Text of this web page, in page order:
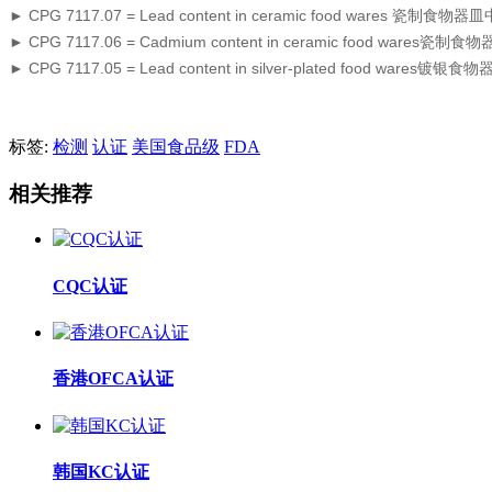
► CPG 7117.07 = Lead content in ceramic food wares 瓷制食物器皿
► CPG 7117.06 = Cadmium content in ceramic food wares瓷制食物
► CPG 7117.05 = Lead content in silver-plated food wares镀银食物
标签: 检测 认证 美国食品级 FDA
相关推荐
CQC认证
香港OFCA认证
韩国KC认证